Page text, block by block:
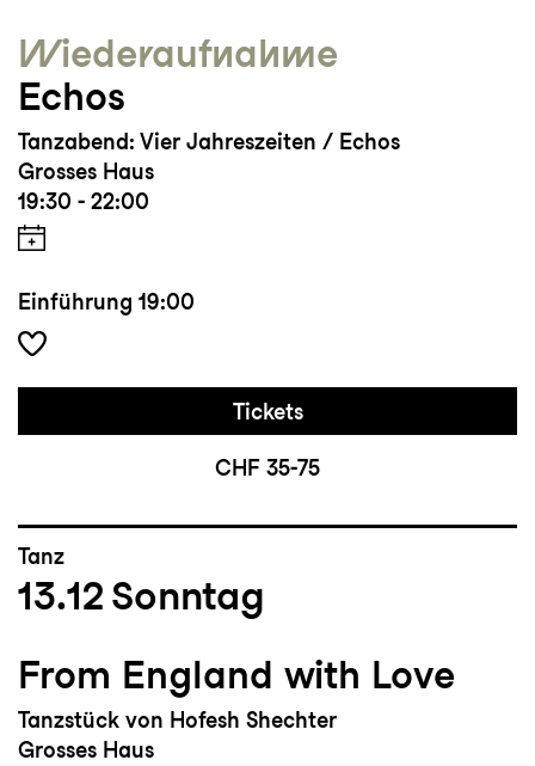
Wieder­aufnahme
Echos
Tanzabend: Vier Jahreszeiten / Echos
Grosses Haus
19:30 - 22:00
Einführung 19:00
Tickets
CHF 35-75
Tanz
13.12 Sonntag
From England with Love
Tanzstück von Hofesh Shechter
Grosses Haus